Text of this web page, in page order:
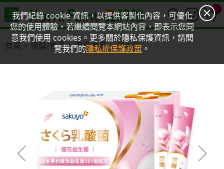
我們紀錄 cookie 資訊，以提供客製化內容，可優化
您的使用體驗，若繼續閱覽本網站內容，即表示您同
意我們使用 cookies。更多關於隱私保護資訊，請閱
覽我們的隱私權保護政策 。
0
首頁 保健/食品 保健食品 益生菌